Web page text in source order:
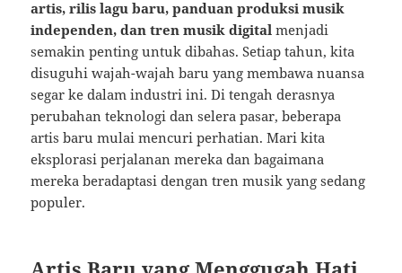
artis, rilis lagu baru, panduan produksi musik
independen, dan tren musik digital menjadi
semakin penting untuk dibahas. Setiap tahun, kita
disuguhi wajah-wajah baru yang membawa nuansa
segar ke dalam industri ini. Di tengah derasnya
perubahan teknologi dan selera pasar, beberapa
artis baru mulai mencuri perhatian. Mari kita
eksplorasi perjalanan mereka dan bagaimana
mereka beradaptasi dengan tren musik yang sedang
populer.